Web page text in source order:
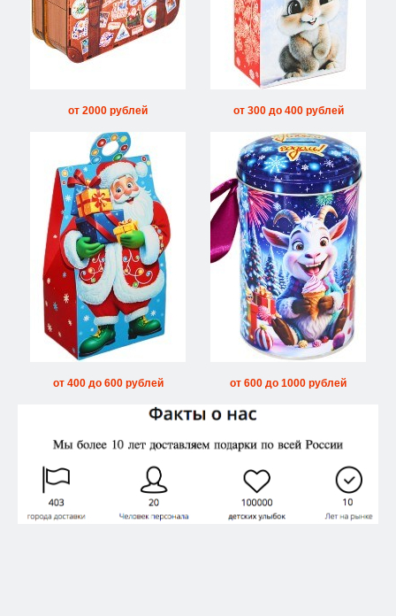
от 2000 рублей от 300 до 400 рублей
от 400 до 600 рублей от 600 до 1000 рублей